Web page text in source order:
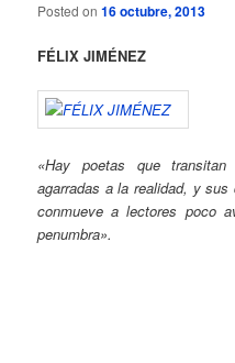
Posted on16 octubre, 2013
FÉLIX JIMÉNEZ
«Hay poetas que
agarradas a la realidad, y
conmueve a lectores poco
penumbra».